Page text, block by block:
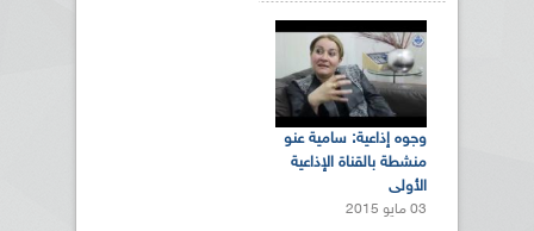
وجوه إذاعية: سامية عنو
منشطة بالقناة الإذاعية
الأولى
03 مايو 2015